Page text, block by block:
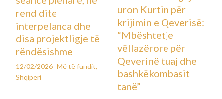
rend dite
interpelanca dhe
disa projektligje të
rëndësishme
12/02/2026 Më të fundit,
Shqipëri
uron Kurtin për
krijimin e Qeverisë:
“Mbështetje
vëllazërore për
Qeverinë tuaj dhe
bashkëkombasit
tanë”